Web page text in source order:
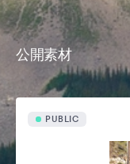
公開素材
PUBLIC